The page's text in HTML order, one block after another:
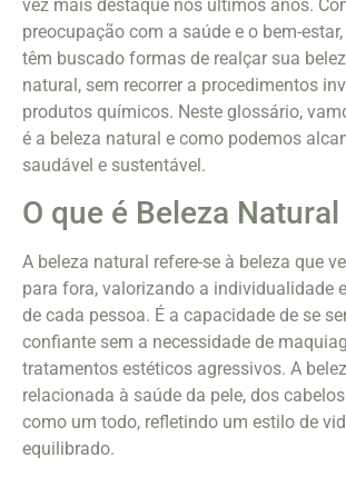
vez mais destaque nos últimos anos.
preocupação com a saúde e o bem-
têm buscado formas de realçar sua
natural, sem recorrer a procedimentos
produtos químicos. Neste glossário,
é a beleza natural e como podemos
saudável e sustentável.
O que é Beleza Natural
A beleza natural refere-se à beleza que
para fora, valorizando a individualidade
de cada pessoa. É a capacidade de se
confiante sem a necessidade de
tratamentos estéticos agressivos. A
relacionada à saúde da pele, dos
como um todo, refletindo um estilo de
equilibrado.